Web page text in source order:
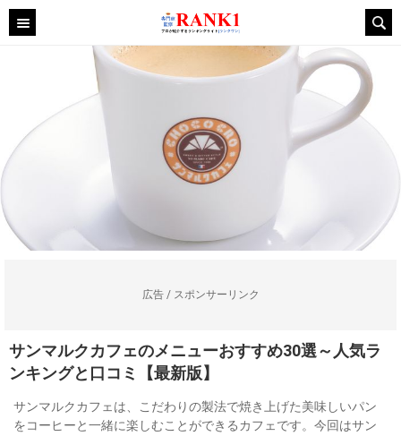
広告 / スポンサーリンク
サンマルクカフェのメニューおすすめ30選～人気ラ
ンキングと口コミ【最新版】
サンマルクカフェは、こだわりの製法で焼き上げた美味しいパン
をコーヒーと一緒に楽しむことができるカフェです。今回はサン